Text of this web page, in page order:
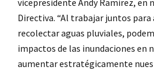
vicepresidente Andy Ramirez, en
Directiva. “Al trabajar juntos
recolectar aguas pluviales,
impactos de las inundaciones en
aumentar estratégicamente